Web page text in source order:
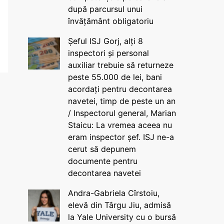
după parcursul unui
învățământ obligatoriu
Șeful ISJ Gorj, alți 8
inspectori și personal
auxiliar trebuie să returneze
peste 55.000 de lei, bani
acordați pentru decontarea
navetei, timp de peste un an
/ Inspectorul general, Marian
Staicu: La vremea aceea nu
eram inspector șef. ISJ ne-a
cerut să depunem
documente pentru
decontarea navetei
Andra-Gabriela Cîrstoiu,
elevă din Târgu Jiu, admisă
la Yale University cu o bursă